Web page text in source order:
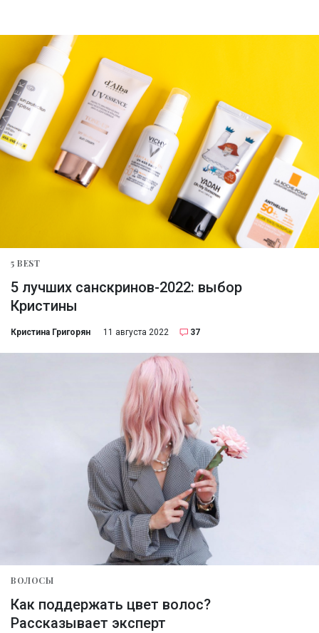
5 BEST
5 лучших санскринов-2022: выбор
Кристины
Кристина Григорян 11 августа 2022 37
ВОЛОСЫ
Как поддержать цвет волос?
Рассказывает эксперт